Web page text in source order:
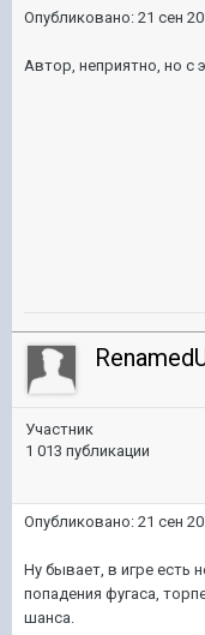
Опубликовано: 21 сен
Автор, неприятно, но с
Участник
1 013 публикации
Опубликовано: 21 сен
Ну бывает, в игре есть
попадения фугаса,
шанса.